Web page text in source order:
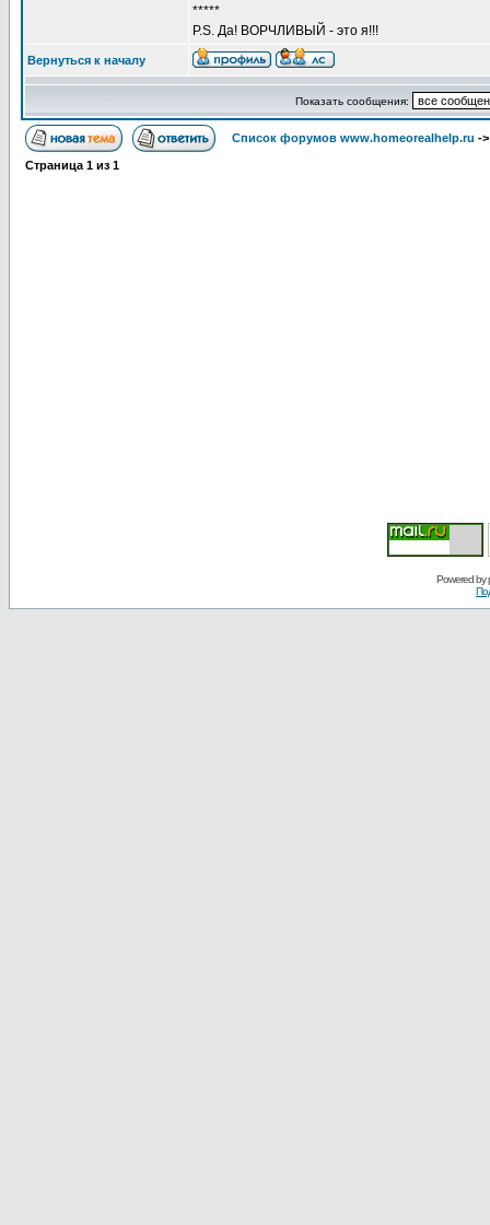
*****
P.S. Да! ВОРЧЛИВЫЙ - это я!!!
Вернуться к началу
Показать сообщения:
Список форумов www.homeorealhelp.ru -
Страница 1 из 1
Powered by